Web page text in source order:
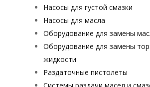
Насосы для густой смазки
Насосы для масла
Оборудование для замены
Оборудование для замены
жидкости
Раздаточные пистолеты